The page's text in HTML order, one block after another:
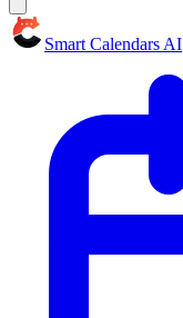
Smart Calendars AI